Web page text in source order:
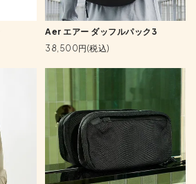
Aer エアー ダッフルパック3
38,500円(税込)